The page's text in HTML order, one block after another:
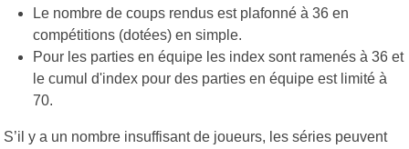
Le nombre de coups rendus est plafonné à 36 en
compétitions (dotées) en simple.
Pour les parties en équipe les index sont ramenés à 36 et
le cumul d'index pour des parties en équipe est limité à
70.
S’il y a un nombre insuffisant de joueurs, les séries peuvent